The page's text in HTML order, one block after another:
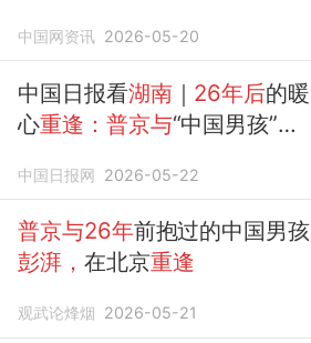
再见普京。回忆起26
中国网资讯 2026-05-20
中国日报看湖南｜ 26年后的暖
心重逢：普京与“中国男孩”的
中国日报网 2026-05-22
普京与26年前抱过的中国男孩
彭湃，在北京重逢
观武论烽烟 2026-05-21